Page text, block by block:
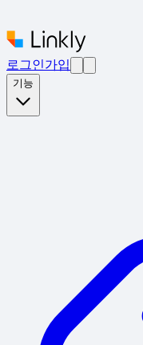
로그인가입
기능